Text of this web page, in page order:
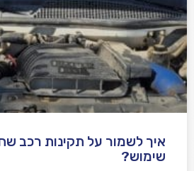
איך לשמור על תקינות רכב
שימוש?